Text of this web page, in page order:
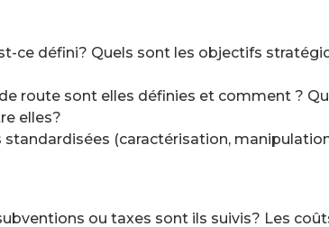
ce défini? Quels sont les objectifs
route sont elles définies et comment ?
elles?
(caractérisation,
ou taxes sont ils suivis? Les